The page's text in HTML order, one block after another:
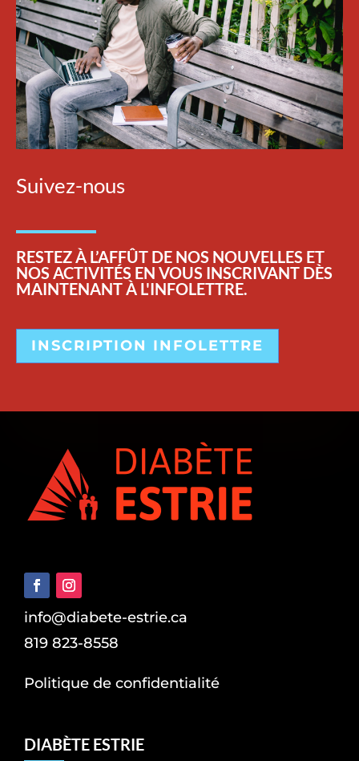
Suivez-nous
RESTEZÀ L’AFFÛT DE NOS NOUVELLES ET
NOS ACTIVITÉS EN VOUS INSCRIVANT DÈS
MAINTENANT À L'INFOLETTRE.
INSCRIPTION INFOLETTRE
info@diabete-estrie.ca
819 823-8558
Politique de confidentialité
DIABÈTE ESTRIE